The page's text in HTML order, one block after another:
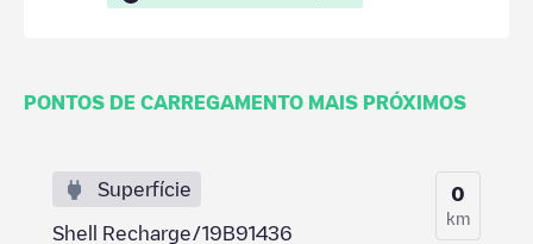
PONTOS DE CARREGAMENTO MAIS PRÓXIMOS
Superfície
Shell Recharge/19B91436
0
km